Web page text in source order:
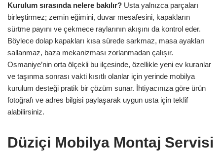
Kurulum sırasında nelere bakılır? Usta yalnızca parçaları
birleştirmez; zemin eğimini, duvar mesafesini, kapakların
sürtme payını ve çekmece raylarının akışını da kontrol eder.
Böylece dolap kapakları kısa sürede sarkmaz, masa ayakları
sallanmaz, baza mekanizması zorlanmadan çalışır.
Osmaniye’nin orta ölçekli bu ilçesinde, özellikle yeni ev kuranlar
ve taşınma sonrası vakti kısıtlı olanlar için yerinde mobilya
kurulum desteği pratik bir çözüm sunar. İhtiyacınıza göre ürün
fotoğrafı ve adres bilgisi paylaşarak uygun usta için teklif
alabilirsiniz.
Düziçi Mobilya Montaj Servisi